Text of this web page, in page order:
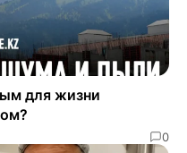
для жизни
0